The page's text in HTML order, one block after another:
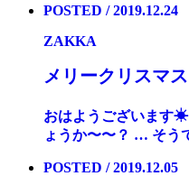
POSTED / 2019.12.24
ZAKKA
メリークリスマス
おはようございます
POSTED / 2019.12.05